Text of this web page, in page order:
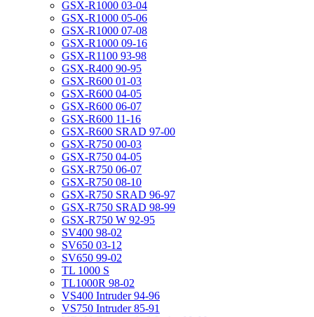
GSX-R1000 03-04
GSX-R1000 05-06
GSX-R1000 07-08
GSX-R1000 09-16
GSX-R1100 93-98
GSX-R400 90-95
GSX-R600 01-03
GSX-R600 04-05
GSX-R600 06-07
GSX-R600 11-16
GSX-R600 SRAD 97-00
GSX-R750 00-03
GSX-R750 04-05
GSX-R750 06-07
GSX-R750 08-10
GSX-R750 SRAD 96-97
GSX-R750 SRAD 98-99
GSX-R750 W 92-95
SV400 98-02
SV650 03-12
SV650 99-02
TL 1000 S
TL1000R 98-02
VS400 Intruder 94-96
VS750 Intruder 85-91